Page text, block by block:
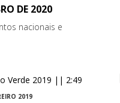
DE 2020
nacionais e
2019